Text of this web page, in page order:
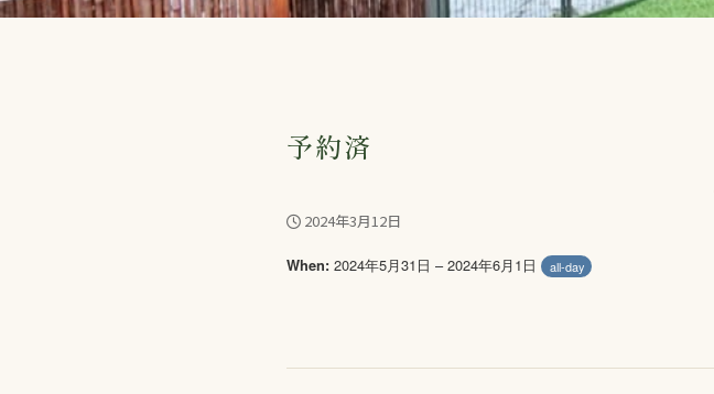
予約済
2024年3月12日
When: 2024年5月31日 – 2024年6月1日 all-day